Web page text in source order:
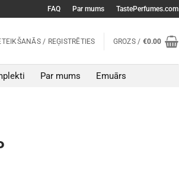
FAQ Par mums TastePerfumes.com
/ REĢISTRĒTIES GROZS / €0.00
Par mums Emuārs